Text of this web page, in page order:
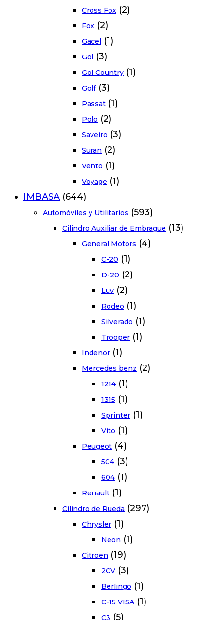
Cross Fox (2)
Fox (2)
Gacel (1)
Gol (3)
Gol Country (1)
Golf (3)
Passat (1)
Polo (2)
Saveiro (3)
Suran (2)
Vento (1)
Voyage (1)
IMBASA (644)
Automóviles y Utilitarios (593)
Cilindro Auxiliar de Embrague (13)
General Motors (4)
C-20 (1)
D-20 (2)
Luv (2)
Rodeo (1)
Silverado (1)
Trooper (1)
Indenor (1)
Mercedes benz (2)
1214 (1)
1315 (1)
Sprinter (1)
Vito (1)
Peugeot (4)
504 (3)
604 (1)
Renault (1)
Cilindro de Rueda (297)
Chrysler (1)
Neon (1)
Citroen (19)
2CV (3)
Berlingo (1)
C-15 VISA (1)
C3 (5)